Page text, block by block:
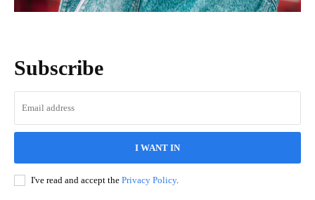
Subscribe
I WANT IN
I've read and accept the Privacy Policy.